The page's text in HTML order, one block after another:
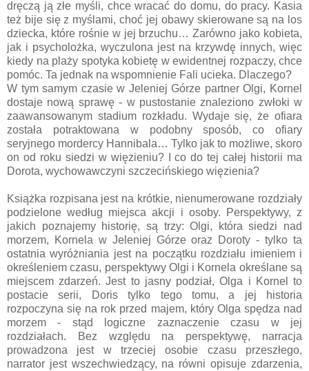
dręczą ją złe myśli, chce wracać do domu, do pracy. Kasia
też bije się z myślami, choć jej obawy skierowane są na los
dziecka, które rośnie w jej brzuchu… Zarówno jako kobieta,
jak i psycholożka, wyczulona jest na krzywdę innych, więc
kiedy na plaży spotyka kobietę w ewidentnej rozpaczy, chce
pomóc. Ta jednak na wspomnienie Fali ucieka. Dlaczego?
W tym samym czasie w Jeleniej Górze partner Olgi, Kornel
dostaje nową sprawę - w pustostanie znaleziono zwłoki w
zaawansowanym stadium rozkładu. Wydaje się, że ofiara
została potraktowana w podobny sposób, co ofiary
seryjnego mordercy Hannibala… Tylko jak to możliwe, skoro
on od roku siedzi w więzieniu? I co do tej całej historii ma
Dorota, wychowawczyni szczecińskiego więzienia?
Książka rozpisana jest na krótkie, nienumerowane rozdziały
podzielone według miejsca akcji i osoby. Perspektywy, z
jakich poznajemy historię, są trzy: Olgi, która siedzi nad
morzem, Kornela w Jeleniej Górze oraz Doroty - tylko ta
ostatnia wyróżniania jest na początku rozdziału imieniem i
określeniem czasu, perspektywy Olgi i Kornela określane są
miejscem zdarzeń. Jest to jasny podział, Olga i Kornel to
postacie serii, Doris tylko tego tomu, a jej historia
rozpoczyna się na rok przed majem, który Olga spędza nad
morzem - stąd logiczne zaznaczenie czasu w jej
rozdziałach. Bez względu na perspektywę, narracja
prowadzona jest w trzeciej osobie czasu przeszłego,
narrator jest wszechwiedzący, na równi opisuje zdarzenia,